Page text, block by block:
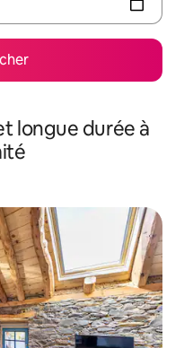
longue durée à